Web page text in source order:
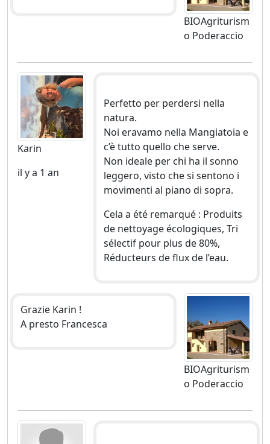
BIOAgriturism
o Poderaccio
Karin
il y a 1 an
Perfetto per perdersi nella
natura.
Noi eravamo nella Mangiatoia e
c’è tutto quello che serve.
Non ideale per chi ha il sonno
leggero, visto che si sentono i
movimenti al piano di sopra.
Cela a été remarqué : Produits
de nettoyage écologiques, Tri
sélectif pour plus de 80%,
Réducteurs de flux de l’eau.
Grazie Karin !
A presto Francesca
BIOAgriturism
o Poderaccio